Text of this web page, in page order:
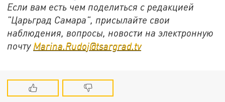
Если вам есть чем поделиться с редакцией
"Царьград Самара", присылайте свои
наблюдения, вопросы, новости на электронную
почту Marina.Rudoj@tsargrad.tv